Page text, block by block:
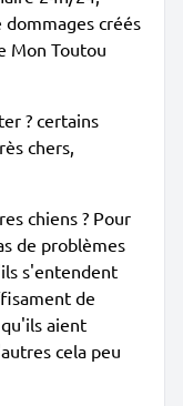
dommages créés
Mon Toutou
? certains
chers,
chiens ? Pour
de problèmes
s'entendent
de
aient
cela peu